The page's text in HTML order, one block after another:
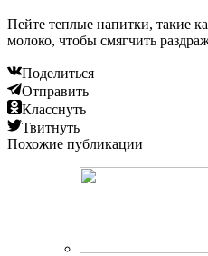
Пейте теплые напитки, такие
молоко, чтобы смягчить
Поделиться
Отправить
Класснуть
Твитнуть
Похожие публикации